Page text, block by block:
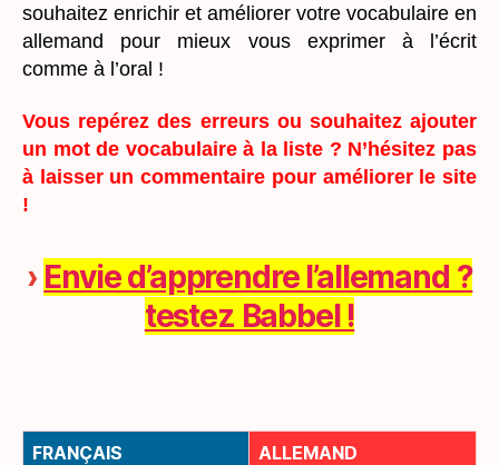
souhaitez enrichir et améliorer votre vocabulaire en
allemand pour mieux vous exprimer à l’écrit
comme à l’oral !
Vous repérez des erreurs ou souhaitez ajouter
un mot de vocabulaire à la liste ? N’hésitez pas
à laisser un commentaire pour améliorer le site
!
› Envie d’apprendre l’allemand ?
testez Babbel !
FRANÇAIS
ALLEMAND